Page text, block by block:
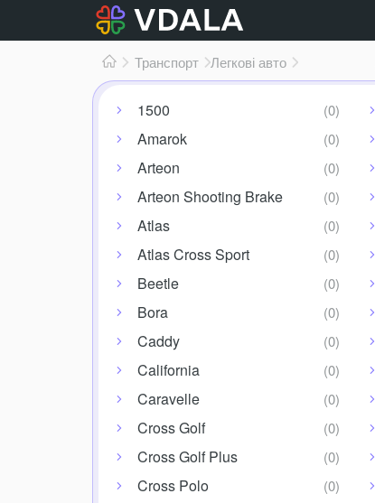
Транспорт Легкові авто
1500
Amarok
Arteon
Arteon Shooting Brake
Atlas
Atlas Cross Sport
Beetle
Bora
Caddy
California
Caravelle
Cross Golf
Cross Golf Plus
Cross Polo